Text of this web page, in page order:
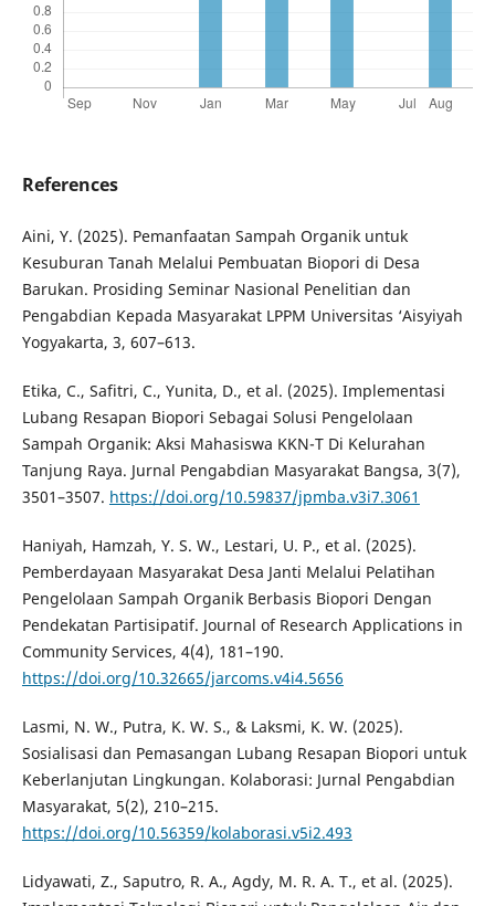
References
Aini, Y. (2025). Pemanfaatan Sampah Organik untuk
Kesuburan Tanah Melalui Pembuatan Biopori di Desa
Barukan. Prosiding Seminar Nasional Penelitian dan
Pengabdian Kepada Masyarakat LPPM Universitas ‘Aisyiyah
Yogyakarta, 3, 607–613.
Etika, C., Safitri, C., Yunita, D., et al. (2025). Implementasi
Lubang Resapan Biopori Sebagai Solusi Pengelolaan
Sampah Organik: Aksi Mahasiswa KKN-T Di Kelurahan
Tanjung Raya. Jurnal Pengabdian Masyarakat Bangsa, 3(7),
3501–3507. https://doi.org/10.59837/jpmba.v3i7.3061
Haniyah, Hamzah, Y. S. W., Lestari, U. P., et al. (2025).
Pemberdayaan Masyarakat Desa Janti Melalui Pelatihan
Pengelolaan Sampah Organik Berbasis Biopori Dengan
Pendekatan Partisipatif. Journal of Research Applications in
Community Services, 4(4), 181–190.
https://doi.org/10.32665/jarcoms.v4i4.5656
Lasmi, N. W., Putra, K. W. S., & Laksmi, K. W. (2025).
Sosialisasi dan Pemasangan Lubang Resapan Biopori untuk
Keberlanjutan Lingkungan. Kolaborasi: Jurnal Pengabdian
Masyarakat, 5(2), 210–215.
https://doi.org/10.56359/kolaborasi.v5i2.493
Lidyawati, Z., Saputro, R. A., Agdy, M. R. A. T., et al. (2025).